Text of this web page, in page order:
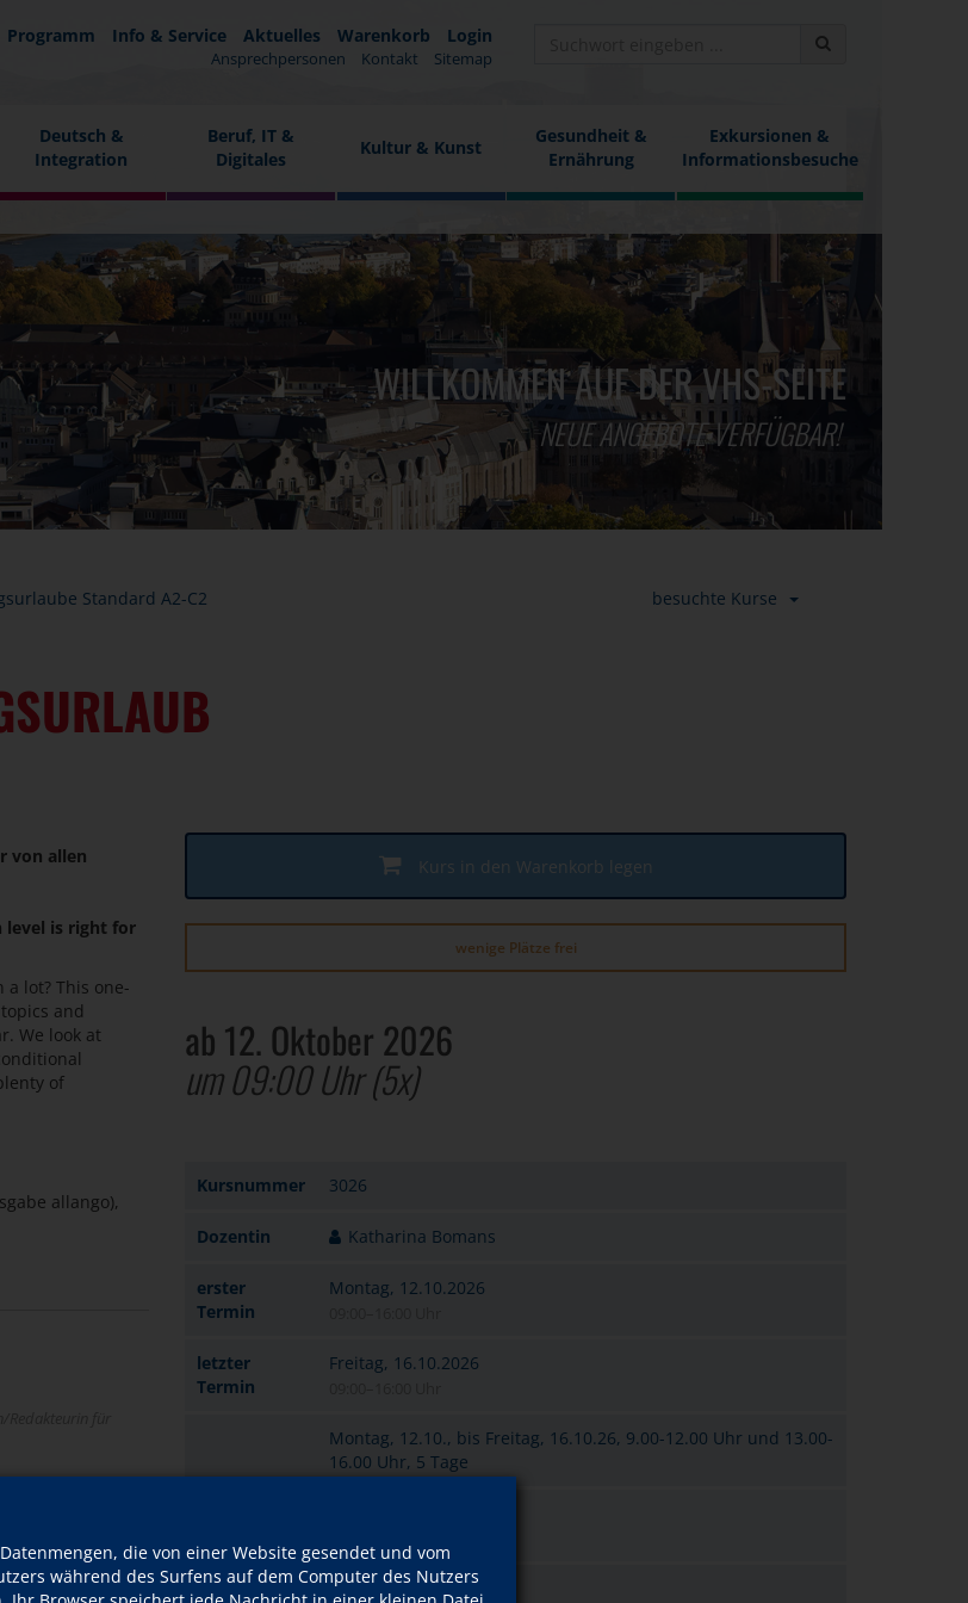
die von einer Website gesendet und vom
während des Surfens auf dem Computer des Nutzers
Programm Info & Service Aktuelles Warenkorb Login
Ansprechpersonen Kontakt Sitemap
Deutsch &
Integration
Beruf, IT &
Digitales
Kultur & Kunst
Gesundheit &
Ernährung
Exkursionen &
Informationsbesuche
WILLKOMMEN AUF DER VHS-SEITE
NEUE ANGEBOTE VERFÜGBAR!
Standard A2-C2 besuchte Kurse
Kurs in den Warenkorb legen
wenige Plätze frei
ab 12. Oktober 2026
um 09:00 Uhr(5x)
Kursnummer 3026
Dozentin Katharina Bomans
erster
Termin
Montag, 12.10.2026
letzter
Termin
Freitag, 16.10.2026
Montag, 12.10., bis Freitag, 16.10.26, 9.00-12.00 Uhr und 13.00-
16.00 Uhr, 5 Tage
219,00 EUR
von allen
level is right for
lot? This one-
and
We look at
of
allango),